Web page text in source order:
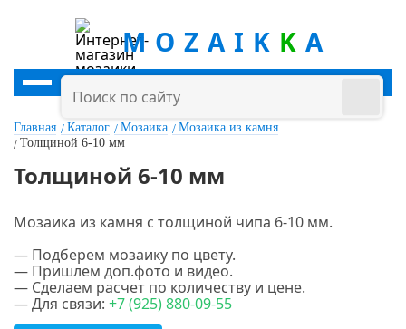
MOZAIK K A
Главная Каталог Мозаика
Мозаика из камня
Толщиной 6-10 мм
Толщиной 6-10 мм
Цена
руб. -
Мозаика из камня с толщиной чипа 6-10 мм.
— Подберем мозаику по цвету.
— Пришлем доп.фото и видео.
— Сделаем расчет по количеству и цене.
— Для связи: +7(925) 880-09-55